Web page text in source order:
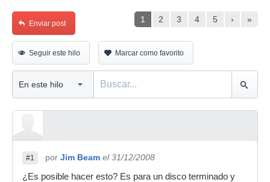
1 2 3 4 5 › »
Enviar post
Seguir este hilo Marcar como favorito
#1 por Jim Beam el 31/12/2008
¿Es posible hacer esto? Es para un disco terminado y